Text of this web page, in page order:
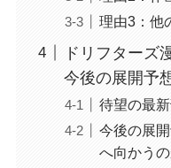
理由3：他
ドリフターズ
今後の展開予
待望の最
今後の展
へ向かうの